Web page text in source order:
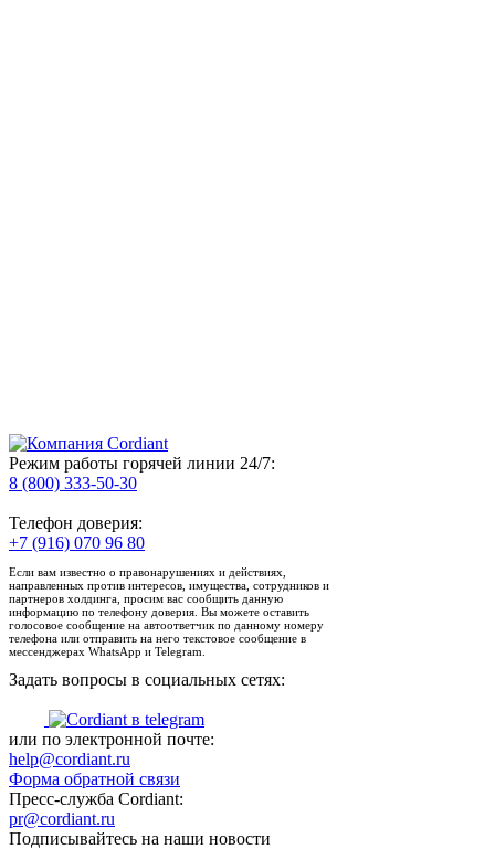
Режим работы горячей линии 24/7:
8 (800) 333-50-30
Телефон доверия:
+7 (916) 070 96 80
Если вам известно о правонарушениях и действиях,
направленных против интересов, имущества, сотрудников и
партнеров холдинга, просим вас сообщить данную
информацию по телефону доверия. Вы можете оставить
голосовое сообщение на автоответчик по данному номеру
телефона или отправить на него текстовое сообщение в
мессенджерах WhatsApp и Telegram.
Задать вопросы в социальных сетях:
или по электронной почте:
help@cordiant.ru
Форма обратной связи
Пресс-служба Cordiant:
pr@cordiant.ru
Подписывайтесь на наши новости